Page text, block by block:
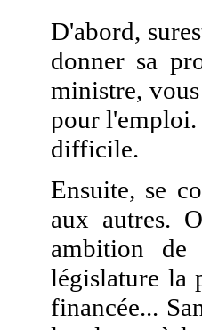
D'abord,
donner sa
ministre,
pour l'emploi.
difficile.
Ensuite, se
aux autres.
ambition de
législature la
financée...